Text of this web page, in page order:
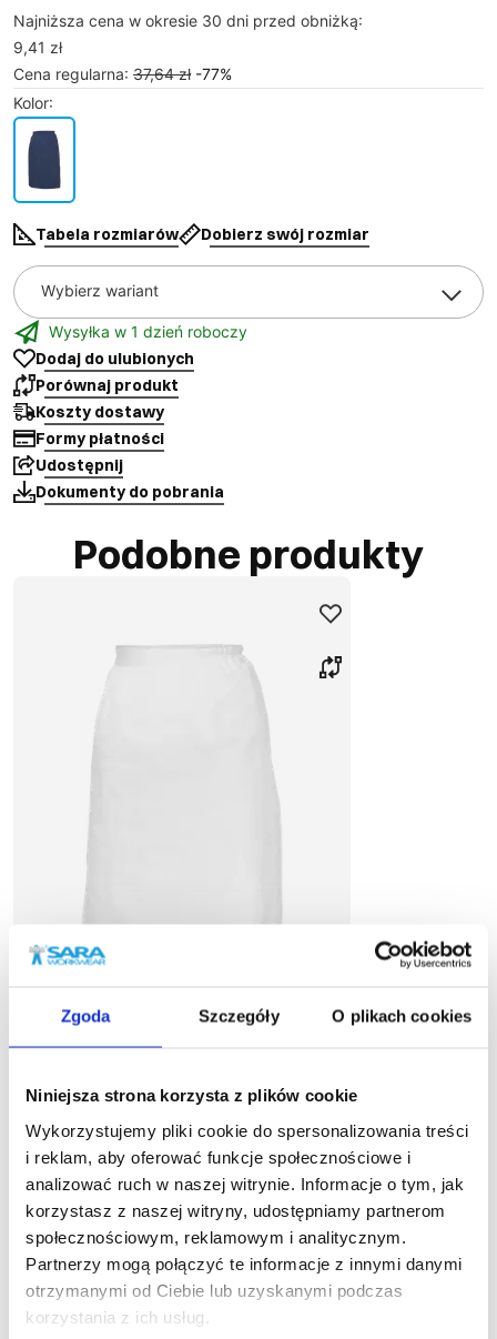
Zgoda Szczegóły O plikach cookies
Niniejsza strona korzysta z plików cookie
Wykorzystujemy pliki cookie do spersonalizowania treści
i reklam, aby oferować funkcje społecznościowe i
analizować ruch w naszej witrynie. Informacje o tym, jak
korzystasz z naszej witryny, udostępniamy partnerom
społecznościowym, reklamowym i analitycznym.
Partnerzy mogą połączyć te informacje z innymi danymi
otrzymanymi od Ciebie lub uzyskanymi podczas
korzystania z ich usług.
Najniższa cena w okresie 30 dni przed obniżką:
9,41 zł
Cena regularna: 37,64 zł -77%
Kolor:
Tabela rozmiarów Dobierz swój rozmiar
Wybierz wariant
Wysyłka w 1 dzień roboczy
Dodaj do ulubionych
Porównaj produkt
Koszty dostawy
Formy płatności
Udostępnij
Dokumenty do pobrania
Podobne produkty
Spódnica HELENA
10,19 zł brutto
Najniższa cena w okresie
30 dni przed obniżką: 12,23
zł
Cena regularna: 40,77
zł -75%